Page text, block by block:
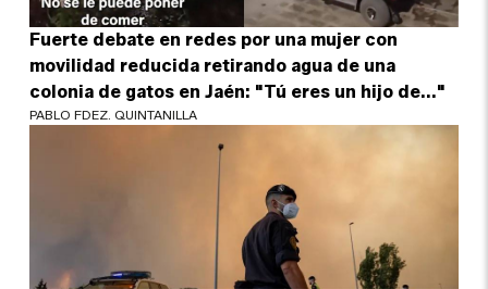
Fuerte debate en redes por una mujer con
movilidad reducida retirando agua de una
colonia de gatos en Jaén: "Tú eres un hijo de..."
PABLO FDEZ. QUINTANILLA